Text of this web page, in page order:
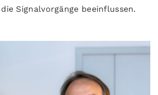
Signalvorgänge beeinflussen.